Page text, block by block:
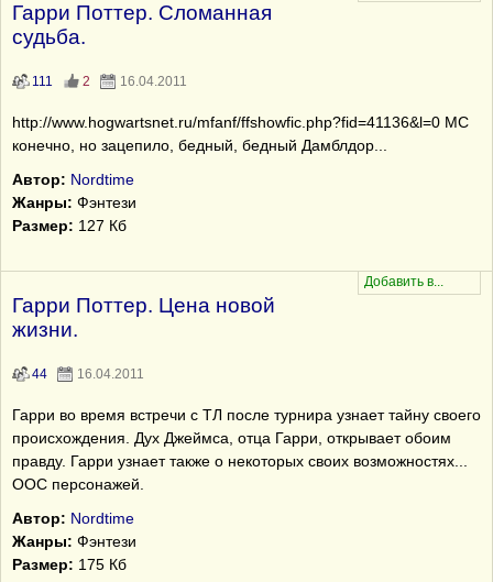
Гарри Поттер. Сломанная
судьба.
111 2 16.04.2011
http://www.hogwartsnet.ru/mfanf/ffshowfic.php?fid=41136&l=0 МС
конечно, но зацепило, бедный, бедный Дамблдор...
Автор: Nordtime
Жанры: Фэнтези
Размер: 127 Кб
Гарри Поттер. Цена новой
жизни.
44 16.04.2011
Гарри во время встречи с ТЛ после турнира узнает тайну своего
происхождения. Дух Джеймса, отца Гарри, открывает обоим
правду. Гарри узнает также о некоторых своих возможностях...
ООС персонажей.
Автор: Nordtime
Жанры: Фэнтези
Размер: 175 Кб